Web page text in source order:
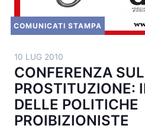
COMUNICATI STAMPA
10 LUG 2010
CONFERENZA
PROSTITUZIONE:
DELLE POLITICHE
PROIBIZIONISTE